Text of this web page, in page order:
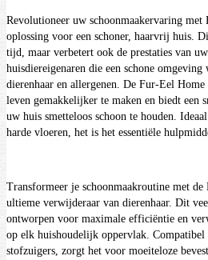
Revolutioneer uw schoonmaakervaring met
oplossing voor een schoner, haarvrij huis.
tijd, maar verbetert ook de prestaties van
huisdiereigenaren die een schone
dierenhaar en allergenen. De Fur-Eel
leven gemakkelijker te maken en biedt een
uw huis smetteloos schoon te houden.
harde vloeren, het is het essentiële
Transformeer je schoonmaakroutine met
ultieme verwijderaar van dierenhaar. Dit
ontworpen voor maximale efficiëntie en
op elk huishoudelijk oppervlak. Compatibel
stofzuigers, zorgt het voor moeiteloze